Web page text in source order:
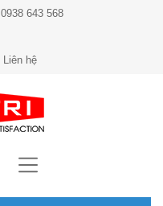
0938 643 568
Liên hệ